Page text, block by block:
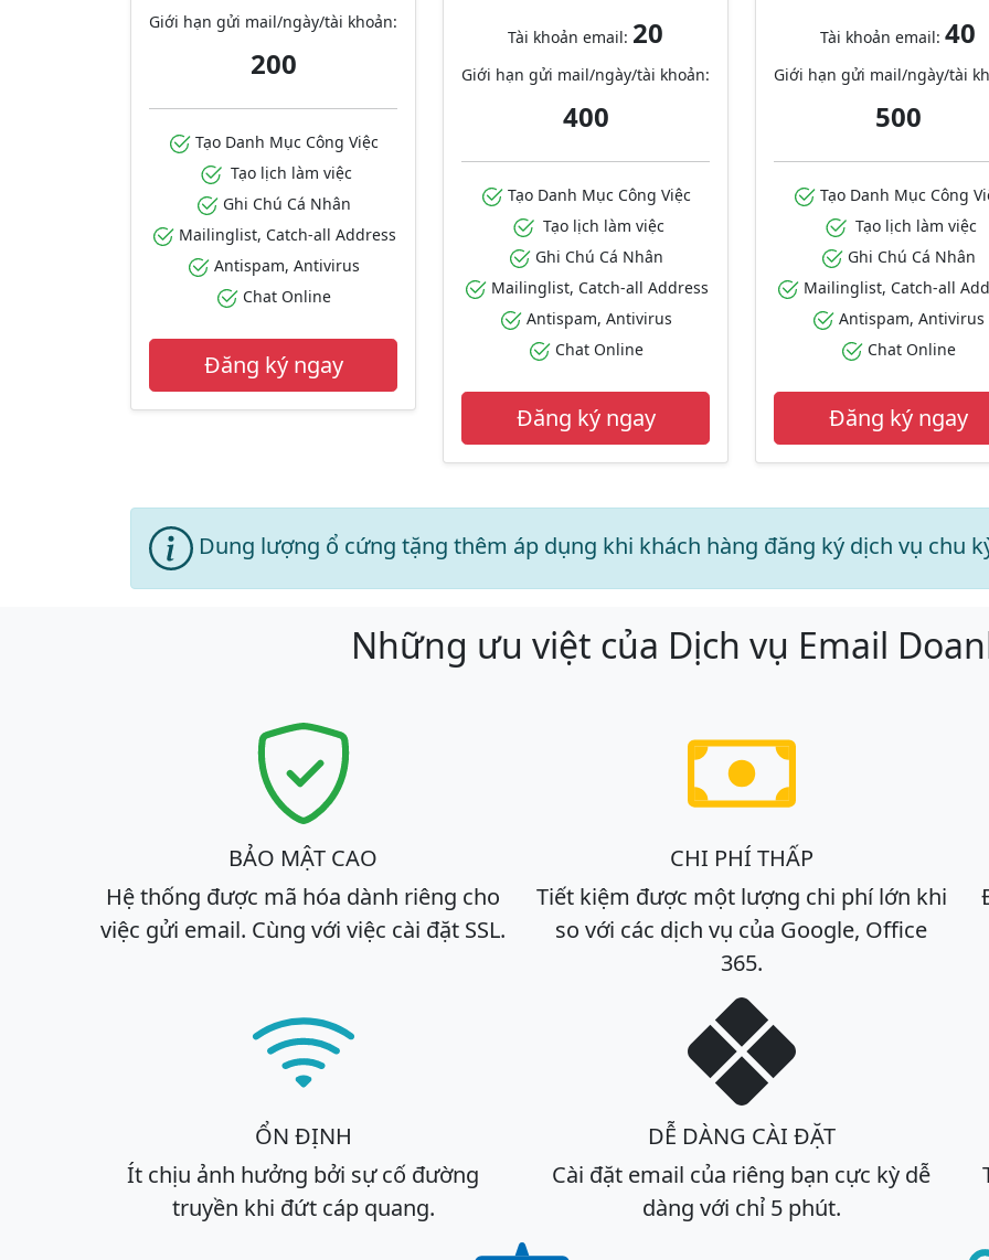
Giới hạn gửi mail/ngày/tài khoản:
200
Tạo Danh Mục Công Việc
Tạo lịch làm việc
Ghi Chú Cá Nhân
Mailinglist, Catch-all Address
Antispam, Antivirus
Chat Online
Đăng ký ngay
Tài khoản email: 20
Giới hạn gửi mail/ngày/tài khoản:
400
Tạo Danh Mục Công Việc
Tạo lịch làm việc
Ghi Chú Cá Nhân
Mailinglist, Catch-all Address
Antispam, Antivirus
Chat Online
Đăng ký ngay
Tài khoản email: 40
Giới hạn gửi mail/ngày/tài
500
Tạo Danh Mục Công
Tạo lịch làm việc
Ghi Chú Cá Nhân
Mailinglist, Catch-all
Antispam, Antivirus
Chat Online
Đăng ký ngay
Dung lượng ổ cứng tặng thêm áp dụng khi khách hàng đăng ký dịch vụ chu
Những ưu việt của Dịch vụ Email
BẢO MẬT CAO
Hệ thống được mã hóa dành riêng cho
việc gửi email. Cùng với việc cài đặt SSL.
CHI PHÍ THẤP
Tiết kiệm được một lượng chi phí lớn khi
so với các dịch vụ của Google, Office
365.
ỔN ĐỊNH
Ít chịu ảnh hưởng bởi sự cố đường
truyền khi đứt cáp quang.
DỄ DÀNG CÀI ĐẶT
Cài đặt email của riêng bạn cực kỳ dễ
dàng với chỉ 5 phút.